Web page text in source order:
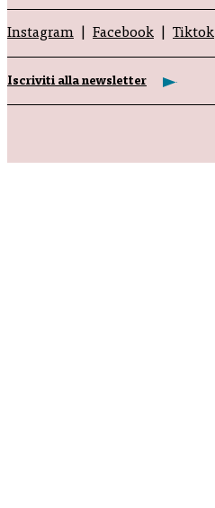
Instagram Facebook Tiktok
Iscriviti alla newsletter